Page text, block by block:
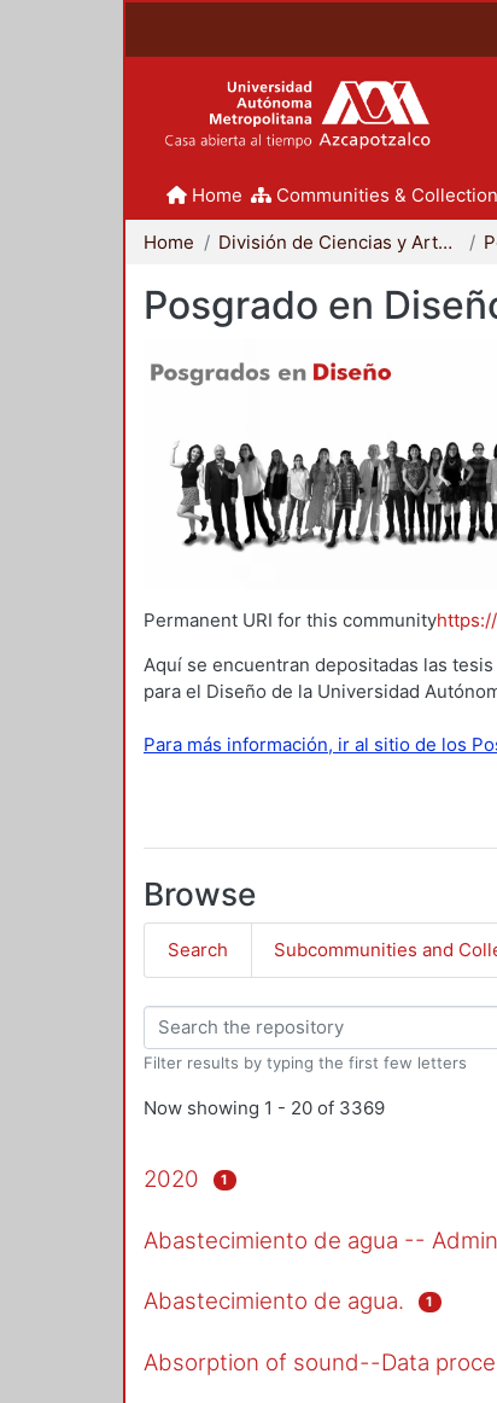
Home Communities &
Home División de Ciencias y Artes para el Diseño
Posgrado en
Permanent URI for this community
Aquí se encuentran depositadas las
para el Diseño de la Universidad
Para más información, ir al sitio de los
Browse
Search Subcommunities and
Filter results by typing the first few letters
Now showing 1 - 20 of 3369
2020 1
Abastecimiento de agua --
Abastecimiento de agua. 1
Absorption of sound--Data